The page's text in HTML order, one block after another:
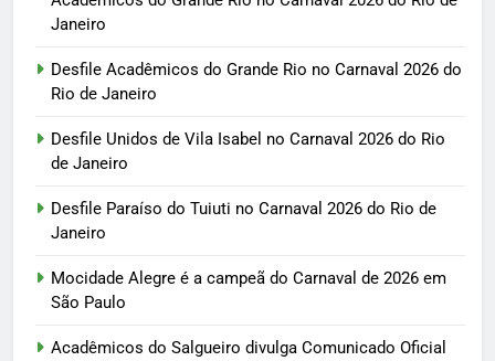
Janeiro
Desfile Acadêmicos do Grande Rio no Carnaval 2026 do
Rio de Janeiro
Desfile Unidos de Vila Isabel no Carnaval 2026 do Rio
de Janeiro
Desfile Paraíso do Tuiuti no Carnaval 2026 do Rio de
Janeiro
Mocidade Alegre é a campeã do Carnaval de 2026 em
São Paulo
Acadêmicos do Salgueiro divulga Comunicado Oficial